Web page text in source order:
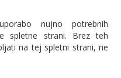
nujno potrebnih
spletne strani. Brez teh
na tej spletni strani, ne